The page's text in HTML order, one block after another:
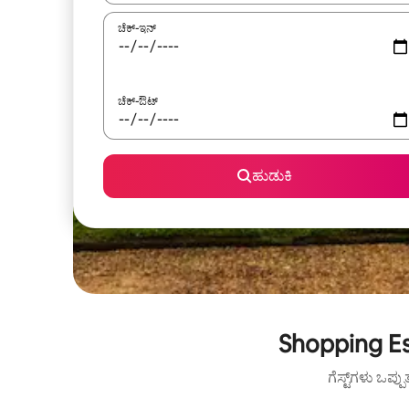
ಚೆಕ್-ಇನ್
ಚೆಕ್-ಔಟ್
ಹುಡುಕಿ
Shopping
ಗೆಸ್ಟ್‌ಗಳು